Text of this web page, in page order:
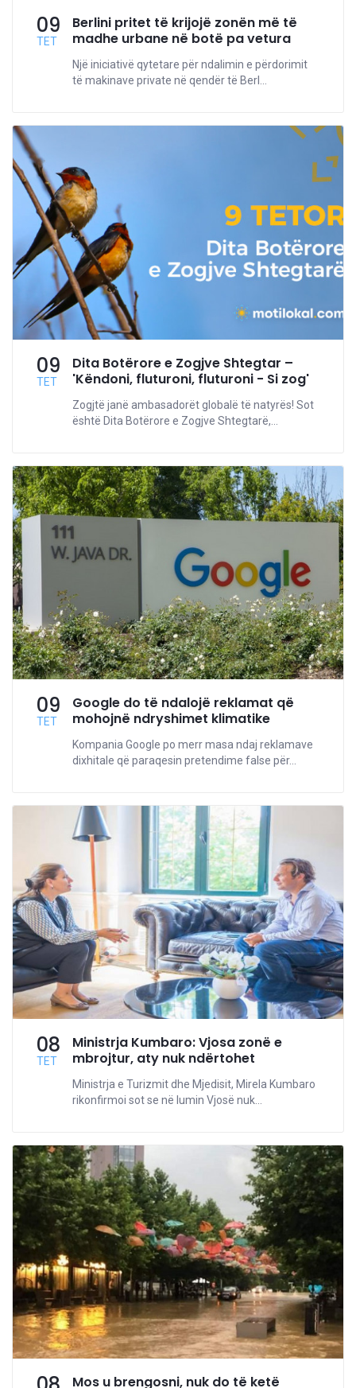
09
TET
Berlini pritet të krijojë zonën më të
madhe urbane në botë pa vetura
Një iniciativë qytetare për ndalimin e përdorimit
të makinave private në qendër të Berl...
09
TET
Dita Botërore e Zogjve Shtegtar –
'Këndoni, fluturoni, fluturoni - Si zog'
Zogjtë janë ambasadorët globalë të natyrës! Sot
është Dita Botërore e Zogjve Shtegtarë,...
09
TET
Google do të ndalojë reklamat që
mohojnë ndryshimet klimatike
Kompania Google po merr masa ndaj reklamave
dixhitale që paraqesin pretendime false për...
08
TET
Ministrja Kumbaro: Vjosa zonë e
mbrojtur, aty nuk ndërtohet
Ministrja e Turizmit dhe Mjedisit, Mirela Kumbaro
rikonfirmoi sot se në lumin Vjosë nuk...
Mos u brengosni, nuk do të ketë